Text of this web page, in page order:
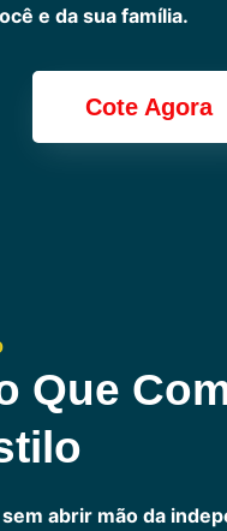
e da sua família.
Cote Agora
Que
abrir mão da